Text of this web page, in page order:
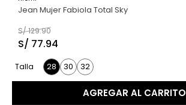
Jean Mujer Fabiola Total Sky
S/129.90
S/ 77.94
Talla 28 30 32
AGREGAR AL CARRITO